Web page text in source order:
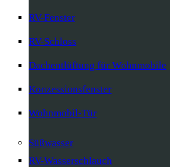
RV-Fenster
RV-Schloss
Dachentlüftung für Wohnmobile
Konzessionsfenster
Wohnmobil-Tür
Süßwasser
RV-Wasserschlauch